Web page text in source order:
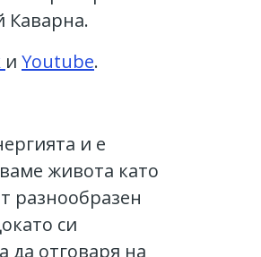
Каварна.
и Youtube.
и е
живота като
разнообразен
си
да отговаря на